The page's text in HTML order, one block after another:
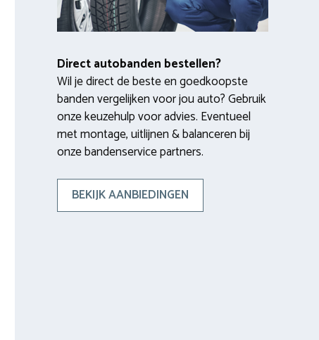
Direct autobanden bestellen?
Wil je direct de beste en goedkoopste
banden vergelijken voor jou auto? Gebruik
onze keuzehulp voor advies. Eventueel
met montage, uitlijnen & balanceren bij
onze bandenservice partners.
BEKIJK AANBIEDINGEN